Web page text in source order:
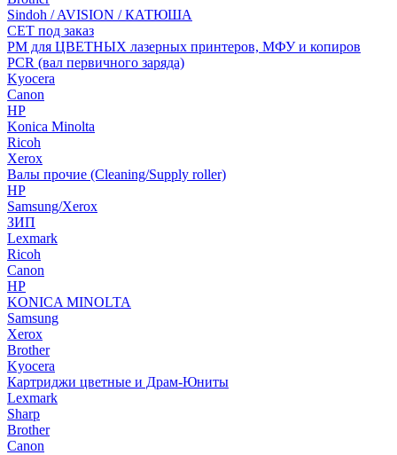
Sindoh / AVISION / КАТЮША
CET под заказ
РМ для ЦВЕТНЫХ лазерных принтеров, МФУ и копиров
PCR (вал первичного заряда)
Kyocera
Canon
HP
Konica Minolta
Ricoh
Xerox
Валы прочие (Cleaning/Supply roller)
HP
Samsung/Xerox
ЗИП
Lexmark
Ricoh
Canon
HP
KONICA MINOLTA
Samsung
Xerox
Brother
Kyocera
Картриджи цветные и Драм-Юниты
Lexmark
Sharp
Brother
Canon